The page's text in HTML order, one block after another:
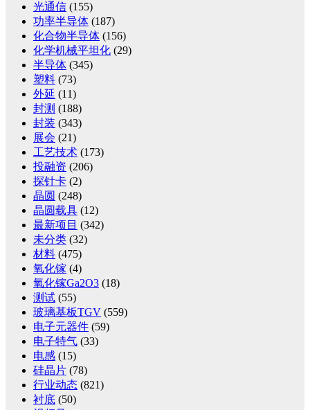
光通信 (155)
功率半导体 (187)
化合物半导体 (156)
化学机械平坦化 (29)
半导体 (345)
塑料 (73)
外延 (11)
封测 (188)
封装 (343)
展会 (21)
工艺技术 (173)
投融资 (206)
探针卡 (2)
晶圆 (248)
晶圆载具 (12)
最新项目 (342)
未分类 (32)
材料 (475)
氧化镓 (4)
氧化镓Ga2O3 (18)
测试 (55)
玻璃基板TGV (559)
电子元器件 (59)
电子特气 (33)
电感 (15)
硅晶片 (78)
行业动态 (821)
衬底 (50)